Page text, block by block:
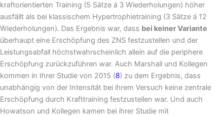
kraftorientierten Training (5 Sätze á 3 Wiederholungen) höher
ausfällt als bei klassischem Hypertrophietraining (3 Sätze á 12
Wiederholungen). Das Ergebnis war, dass bei keiner Variante
überhaupt eine Erschöpfung des ZNS festzustellen und der
Leistungsabfall höchstwahrscheinlich allein auf die periphere
Erschöpfung zurückzuführen war. Auch Marshall und Kollegen
kommen in Ihrer Studie von 2015 (8) zu dem Ergebnis, dass
unabhängig von der Intensität bei ihrem Versuch keine zentrale
Erschöpfung durch Krafttraining festzustellen war. Und auch
Howatson und Kollegen kamen bei ihrer Studie mit